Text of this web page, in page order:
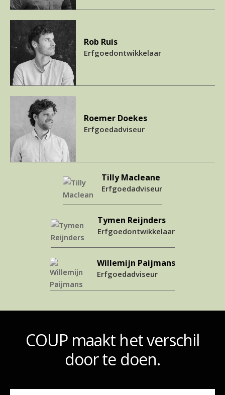
Rob Ruis
Erfgoedontwikkelaar
Roemer Doekes
Erfgoedadviseur
Tilly Macleane
Erfgoedadviseur
Tymen Reijnders
Erfgoedontwikkelaar
Willemijn Paijmans
Erfgoedadviseur
COUP maakt het verschil
door te doen.